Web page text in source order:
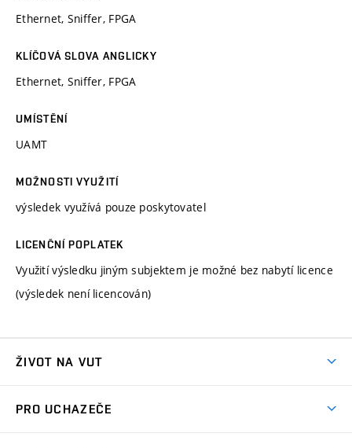
Ethernet, Sniffer, FPGA
KLÍČOVÁ SLOVA ANGLICKY
Ethernet, Sniffer, FPGA
UMÍSTĚNÍ
UAMT
MOŽNOSTI VYUŽITÍ
výsledek využívá pouze poskytovatel
LICENČNÍ POPLATEK
Využití výsledku jiným subjektem je možné bez nabytí licence
(výsledek není licencován)
ŽIVOT NA VUT
PRO UCHAZEČE